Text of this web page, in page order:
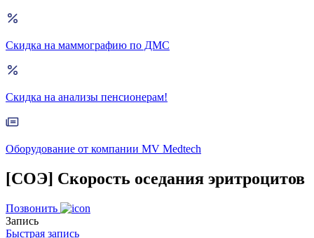
Скидка на маммографию по ДМС
Скидка на анализы пенсионерам!
Оборудование от компании MV Medtech
[СОЭ] Скорость оседания эритроцитов
Позвонить
Запись
Быстрая запись